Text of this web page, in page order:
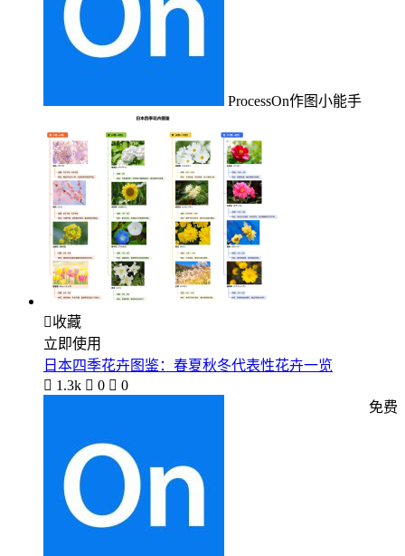
ProcessOn作图小能手
收藏
立即使用
日本四季花卉图鉴：春夏秋冬代表性花卉一览
 1.3k  0  0
免费